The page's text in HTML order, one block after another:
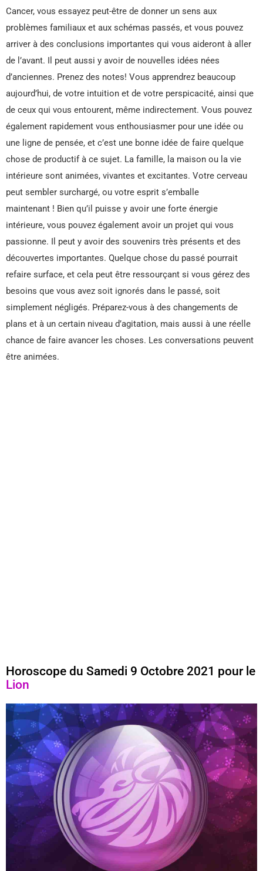
Cancer, vous essayez peut-être de donner un sens aux
problèmes familiaux et aux schémas passés, et vous pouvez
arriver à des conclusions importantes qui vous aideront à aller
de l’avant. Il peut aussi y avoir de nouvelles idées nées
d’anciennes. Prenez des notes! Vous apprendrez beaucoup
aujourd’hui, de votre intuition et de votre perspicacité, ainsi que
de ceux qui vous entourent, même indirectement. Vous pouvez
également rapidement vous enthousiasmer pour une idée ou
une ligne de pensée, et c’est une bonne idée de faire quelque
chose de productif à ce sujet. La famille, la maison ou la vie
intérieure sont animées, vivantes et excitantes. Votre cerveau
peut sembler surchargé, ou votre esprit s’emballe
maintenant ! Bien qu’il puisse y avoir une forte énergie
intérieure, vous pouvez également avoir un projet qui vous
passionne. Il peut y avoir des souvenirs très présents et des
découvertes importantes. Quelque chose du passé pourrait
refaire surface, et cela peut être ressourçant si vous gérez des
besoins que vous avez soit ignorés dans le passé, soit
simplement négligés. Préparez-vous à des changements de
plans et à un certain niveau d’agitation, mais aussi à une réelle
chance de faire avancer les choses. Les conversations peuvent
être animées.
Horoscope du Samedi 9 Octobre 2021 pour le
Lion